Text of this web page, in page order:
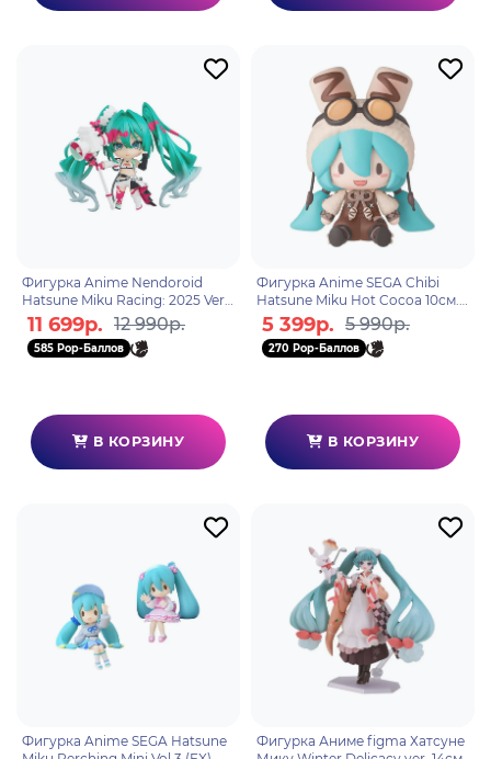
Фигурка Anime Nendoroid
Hatsune Miku Racing: 2025 Ver.
10см. 4571697183780
11 699р. 12 990р.
585 Pop-Баллов
В КОРЗИНУ
Фигурка Anime SEGA Chibi
Hatsune Miku Hot Cocoa 10см.
4582733445755
5 399р. 5 990р.
270 Pop-Баллов
В КОРЗИНУ
Фигурка Anime SEGA Hatsune
Фигурка Аниме figma Хатсуне